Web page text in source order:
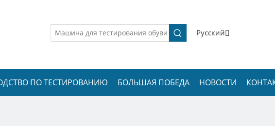
Pусский
ПО ТЕСТИРОВАНИЮ БОЛЬШАЯ ПОБЕДА НОВОСТИ